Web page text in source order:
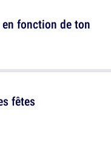
fonction de ton
fêtes